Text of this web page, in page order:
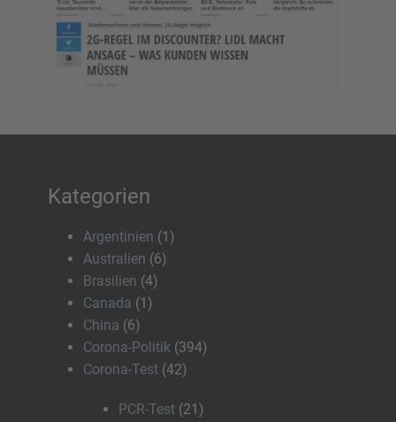
Kategorien
Argentinien (1)
Australien (6)
Brasilien (4)
Canada (1)
China (6)
Corona-Politik (394)
Corona-Test (42)
PCR-Test (21)